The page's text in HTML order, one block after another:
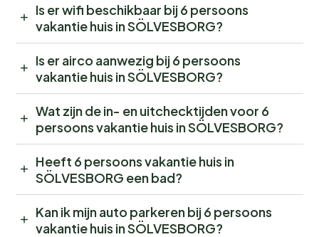
Is er wifi beschikbaar bij 6 persoons
vakantie huis in SÖLVESBORG?
Is er airco aanwezig bij 6 persoons
vakantie huis in SÖLVESBORG?
Wat zijn de in- en uitchecktijden voor 6
persoons vakantie huis in SÖLVESBORG?
Heeft 6 persoons vakantie huis in
SÖLVESBORG een bad?
Kan ik mijn auto parkeren bij 6 persoons
vakantie huis in SÖLVESBORG?